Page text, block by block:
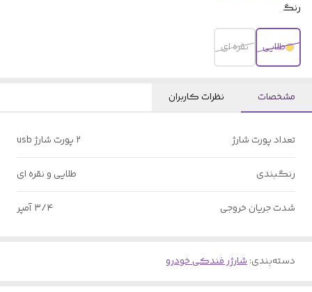
رنگ
طلایی نقره ای
مشخصات نظرات کاربران
تعداد پورت شارژ ۲ پورت شارژ usb
رنگبندی طلایی و نقره ای
شدت جریان خروجی ۳/۴ آمپر
دسته‌بندی:شارژر فندکی خودرو